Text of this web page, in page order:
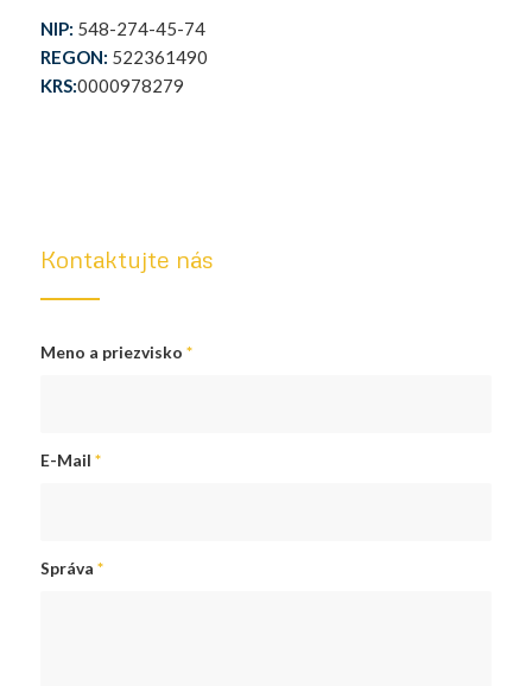
NIP: 548-274-45-74
REGON: 522361490
KRS:0000978279
Kontaktujte nás
Meno a priezvisko *
E-Mail *
Správa *